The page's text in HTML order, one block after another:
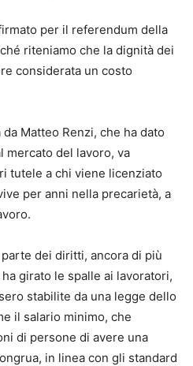
per il referendum della
riteniamo che la dignità dei
considerata un costo
Matteo Renzi, che ha dato
mercato del lavoro, va
tutele a chi viene licenziato
per anni nella precarietà, a
dei diritti, ancora di più
girato le spalle ai lavoratori,
stabilite da una legge dello
il salario minimo, che
di persone di avere una
in linea con gli standard